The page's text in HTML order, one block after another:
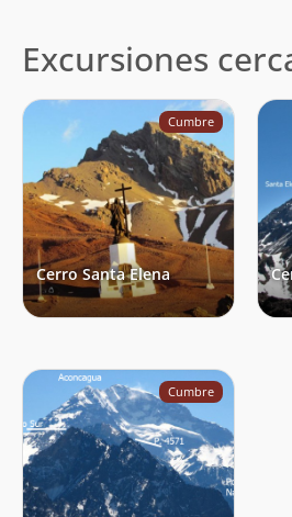
Excursiones
Cumbre
Cerro Santa Elena
Cumbre